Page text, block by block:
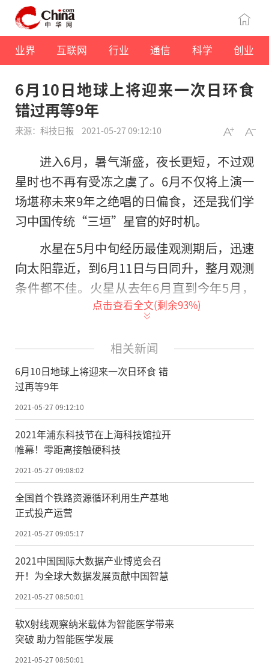
业界 互联网 行业 通信 科学 创业
6月10日地球上将迎来一次日环食
错过再等9年
来源：科技日报 2021-05-27 09:12:10
进入6月，暑气渐盛，夜长更短，不过观
星时也不再有受冻之虞了。6月不仅将上演一
场堪称未来9年之绝唱的日偏食，还是我们学
习中国传统“三垣”星官的好时机。
水星在5月中旬经历最佳观测期后，迅速
向太阳靠近，到6月11日与日同升，整月观测
条件都不佳。火星从去年6月直到今年5月，
一直是星空中“最靓的仔”之一。从6月开
到了21点多，日落后可以在西北方低空中寻
找它。金星则将在6月以后成为夜空主角，完
成和火星的“交班”。它在6月4日和太阳同
升同落，此后由昏星变为晨星，并逐渐拉开
与太阳的距离，直到年底观测条件都不错。6
月下旬的黎明，我们可以在东北方天空中找
到它。木星和土星的升起时间，在6月也都提
前到了前半夜，观测条件进一步好转。木星
本月在宝瓶座，土星本月在摩羯座，它们将
10日日偏食，错过要等9年
在月全食上演之后的半个月，2021年6月
10日，地球上又将迎来一次日环食，加拿
大、格陵兰岛西部、俄罗斯东北部可见。我
国北部大部分地区则可以欣赏到带食而落的
日偏食。越往北，例如黑龙江西部、内蒙
点击查看全文(剩余93%)
相关新闻
6月10日地球上将迎来一次日环食 错
过再等9年
2021-05-27 09:12:10
2021年浦东科技节在上海科技馆拉开
帷幕！零距离接触硬科技
2021-05-27 09:08:02
全国首个铁路资源循环利用生产基地
正式投产运营
2021-05-27 09:05:17
2021中国国际大数据产业博览会召
开！为全球大数据发展贡献中国智慧
2021-05-27 08:50:01
软X射线观察纳米载体为智能医学带来
突破 助力智能医学发展
2021-05-27 08:50:01